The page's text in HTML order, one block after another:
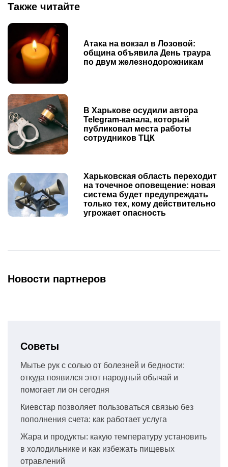
Также читайте
Атака на вокзал в Лозовой:
община объявила День траура
по двум железнодорожникам
В Харькове осудили автора
Telegram-канала, который
публиковал места работы
сотрудников ТЦК
Харьковская область переходит
на точечное оповещение: новая
система будет предупреждать
только тех, кому действительно
угрожает опасность
Новости партнеров
Советы
Мытье рук с солью от болезней и бедности:
откуда появился этот народный обычай и
помогает ли он сегодня
Киевстар позволяет пользоваться связью без
пополнения счета: как работает услуга
Жара и продукты: какую температуру установить
в холодильнике и как избежать пищевых
отравлений